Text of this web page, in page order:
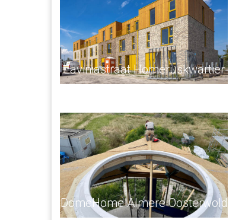
Laviniastraat Homeruskwartier
DomeHome Almere Oosterwold